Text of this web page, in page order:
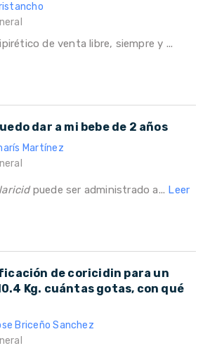
de venta libre, siempre y ...
dar a mi bebe de 2 años
Martínez
puede ser administrado a... Leer
de coricidin para un
Kg. cuántas gotas, con qué
Briceño Sanchez